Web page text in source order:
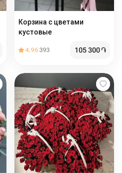
Корзина с цветами
кустовые
4.96393 105 300֏